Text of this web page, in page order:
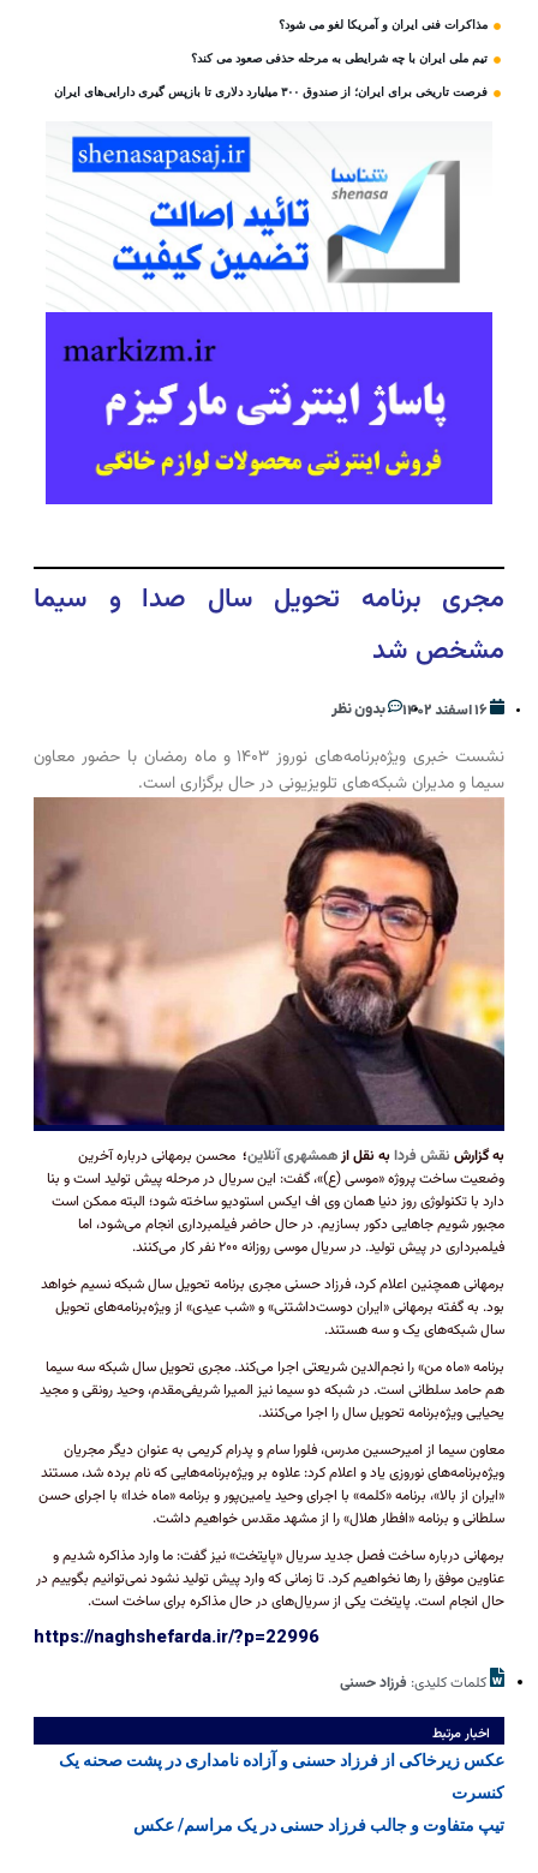
مذاکرات فنی ایران و آمریکا لغو می شود؟
تیم ملی ایران با چه شرایطی به مرحله حذفی صعود می کند؟
فرصت تاریخی برای ایران؛ از صندوق ۳۰۰ میلیارد دلاری تا بازپس گیری دارایی‌های ایران
مجری برنامه تحویل سال صدا و سیما
مشخص شد
۱۶ اسفند ۱۴۰۲ بدون نظر
نشست خبری ویژه‌برنامه‌های نوروز ۱۴۰۳ و ماه رمضان با حضور معاون
سیما و مدیران شبکه‌های تلویزیونی در حال برگزاری است.
به گزارش نقش فردابه نقل ازهمشهری آنلاین؛ محسن برمهانی درباره آخرین
وضعیت ساخت پروژه «موسی (ع)»، گفت: این سریال در مرحله پیش تولید است و بنا
دارد با تکنولوژی روز دنیا همان وی اف ایکس استودیو ساخته شود؛ البته ممکن است
مجبور شویم جا‌هایی دکور بسازیم. در حال حاضر فیلمبرداری انجام می‌شود، اما
فیلمبرداری در پیش تولید. در سریال موسی روزانه ۲۰۰ نفر کار می‌کنند.
برمهانی همچنین اعلام کرد، فرزاد حسنی مجری برنامه تحویل سال شبکه نسیم خواهد
بود. به گفته برمهانی «ایران دوست‌داشتنی» و «شب عیدی» از ویژه‌برنامه‌های تحویل
سال شبکه‌های یک و سه هستند.
برنامه «ماه من» را نجم‌الدین شریعتی اجرا می‌کند. مجری تحویل سال شبکه سه سیما
هم حامد سلطانی است. در شبکه دو سیما نیز المیرا شریفی‌مقدم، وحید رونقی و مجید
یحیایی ویژه‌برنامه تحویل سال را اجرا می‌کنند.
معاون سیما از امیرحسین مدرس، فلورا سام و پدرام کریمی به عنوان دیگر مجریان
ویژه‌برنامه‌های نوروزی یاد و اعلام کرد: علاوه بر ویژه‌برنامه‌هایی که نام برده شد، مستند
«ایران از بالا»، برنامه «کلمه» با اجرای وحید یامین‌پور و برنامه «ماه خدا» با اجرای حسن
سلطانی و برنامه «افطار هلال» را از مشهد مقدس خواهیم داشت.
برمهانی درباره ساخت فصل جدید سریال «پایتخت» نیز گفت: ما وارد مذاکره شدیم و
عناوین موفق را رها نخواهیم کرد. تا زمانی که وارد پیش تولید نشود نمی‌توانیم بگوییم در
حال انجام است. پایتخت یکی از سریال‌های در حال مذاکره برای ساخت است.
https://naghshefarda.ir/?p=22996
کلمات کلیدی: فرزاد حسنی
اخبار مرتبط
عکس زیرخاکی از فرزاد حسنی و آزاده نامداری در پشت صحنه یک
کنسرت
تیپ متفاوت و جالب فرزاد حسنی در یک مراسم/ عکس